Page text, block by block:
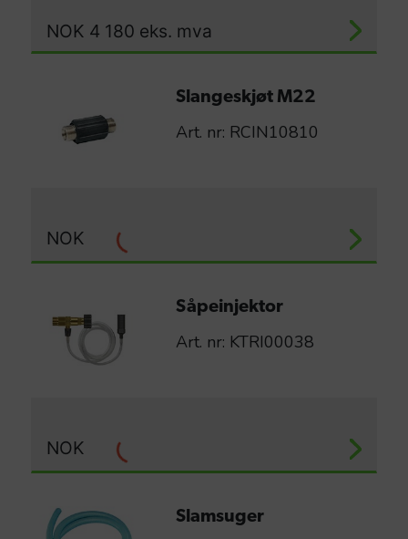
NOK 4 180 eks. mva
Slangeskjøt M22
Art. nr: RCIN10810
NOK
Såpeinjektor
Art. nr: KTRI00038
NOK
Slamsuger